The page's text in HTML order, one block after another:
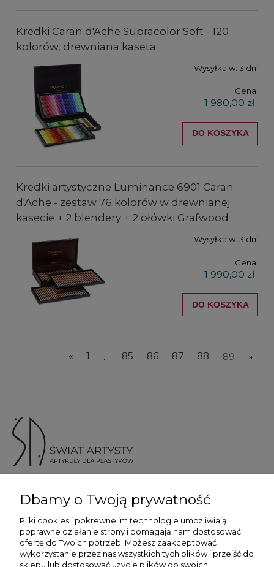
Kredki Caran d'Ache Supracolor Soft - 120
kolorów, drewniana kaseta
Wysyłka w: 3 dni
Cena:
1 980,00 zł
DO KOSZYKA
Kredki artystyczne Luminance 6901 Caran
d'Ache - zestaw 76 kolorów w drewnianej
kasecie + 2 blendery + 2 ołówki Grafwood
Wysyłka w: 3 dni
Cena:
1 990,00 zł
DO KOSZYKA
« 1 ... 85 86 87 88 89 »
Więcej informacji
Dbamy o Twoją prywatność
Pliki cookies i pokrewne im technologie umożliwiają
poprawne działanie strony i pomagają nam dostosować
ofertę do Twoich potrzeb. Możesz zaakceptować
wykorzystanie przez nas wszystkich tych plików i przejść do
sklepu lub dostosować użycie plików do swoich